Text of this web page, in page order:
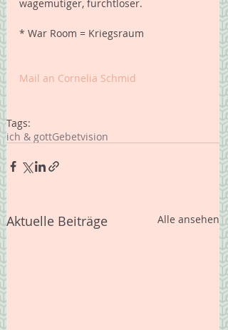
wagemutiger, furchtloser.
* War Room = Kriegsraum
Mail an Cornelia Schmid
Tags:
ich & gottGebetvision
Aktuelle Beiträge Alle ansehen